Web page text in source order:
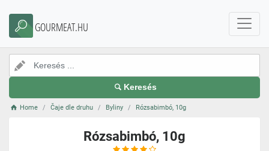
GOURMEAT.HU
Keresés
Home Čaje dle druhu Byliny Rózsabimbó, 10g
Rózsabimbó, 10g